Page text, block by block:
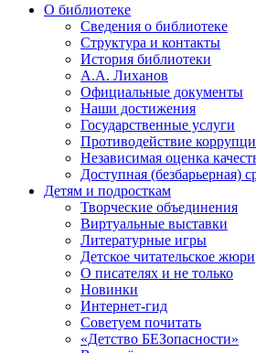
О библиотеке
Сведения о библиотеке
Структура и контакты
История библиотеки
А.А. Лиханов
Официальные документы
Наши достижения
Государственные услуги
Противодействие
Независимая оценка
Доступная (безбарьерная)
Детям и подросткам
Творческие объединения
Виртуальные выставки
Литературные игры
Детское читательское жюри
О писателях и не только
Новинки
Интернет-гид
Советуем почитать
«Детство БЕЗопасности»